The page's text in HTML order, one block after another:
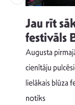
Jau rīt
festivāls
Augusta
cienītāju
lielākais blūza
notiks